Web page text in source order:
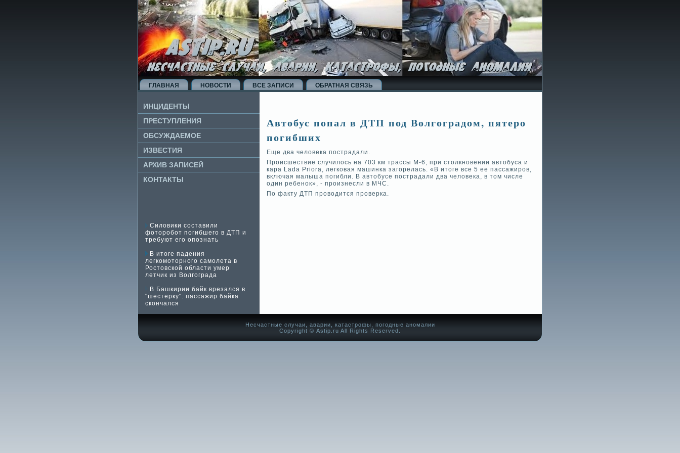
ГЛАВНАЯ НОВОСТИ ВСЕ ЗАПИСИ ОБРАТНАЯ СВЯЗЬ
ИНЦИДЕНТЫ
ПРЕСТУПЛЕНИЯ
ОБСУЖДАЕМОЕ
ИЗВЕ­СТИЯ
АРХИВ ЗАПИСЕЙ
КОНТАКТЫ
Силовики составили
фоторобот погибшего в ДТП и
требуют его опознать
В итоге падения
легкомоторного самолета в
Ростовской области умер
летчик из Волгограда
В Башкирии байк врезался в
"шестерку": пассажир байка
скончался
Автобус попал в ДТП под Волгоградом, пятеро
погибших
Еще два челове­ка пострадали.
Происшествие случилось на 703 км трассы М-6, при столкнове­нии автобуса и
кара Lada Priora, легковая машинка загорелась. «В итоге все 5 ее пассажиров,
включая малыша погибли. В автобусе пострадали два челове­ка, в том числе
один ребенок», - произнесли в МЧС.
По факту ДТП проводится прове­рка.
Несчастные случаи, аварии, катастрофы, погодные аномалии
Copyright © Аstip.ru All Rights Reserved.